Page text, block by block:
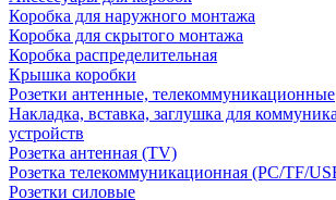
Коробка для наружного монтажа
Коробка для скрытого монтажа
Коробка распределительная
Крышка коробки
Розетки антенные, телекоммуникационные
Накладка, вставка, заглушка для
устройств
Розетка антенная (TV)
Розетка телекоммуникационная (PC/TF/
Розетки силовые